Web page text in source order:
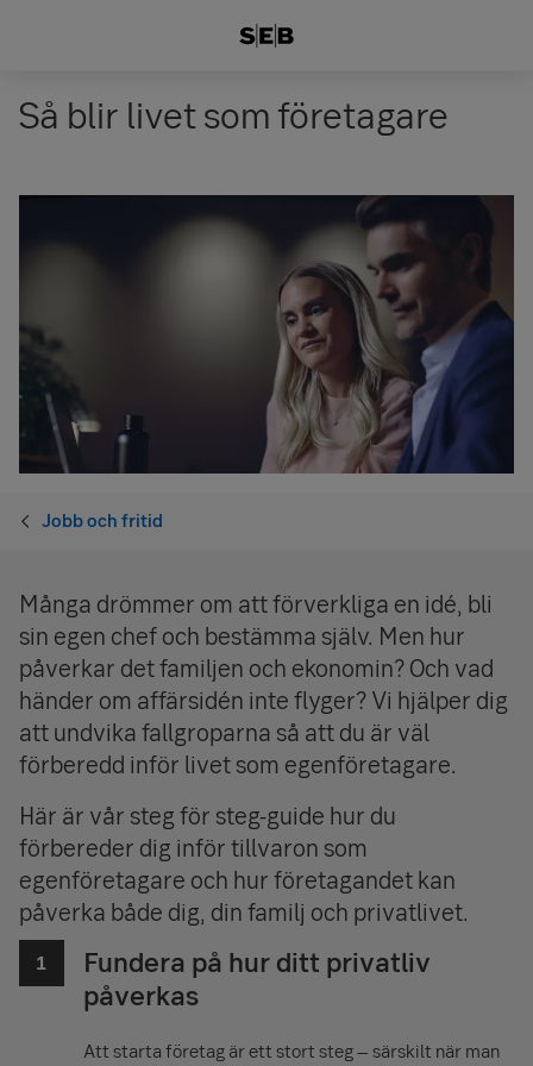
Så blir livet som företagare
Jobb och fritid
Många drömmer om att förverkliga en idé, bli
sin egen chef och bestämma själv. Men hur
påverkar det familjen och ekonomin? Och vad
händer om affärsidén inte flyger? Vi hjälper dig
att undvika fallgroparna så att du är väl
förberedd inför livet som egenföretagare.
Här är vår steg för steg-guide hur du
förbereder dig inför tillvaron som
egenföretagare och hur företagandet kan
påverka både dig, din familj och privatlivet.
Fundera på hur ditt privatliv
påverkas
Att starta företag är ett stort steg – särskilt när man